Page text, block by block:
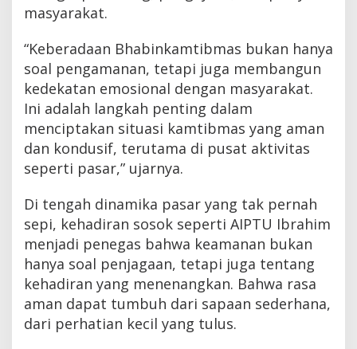
masyarakat.
“Keberadaan Bhabinkamtibmas bukan hanya
soal pengamanan, tetapi juga membangun
kedekatan emosional dengan masyarakat.
Ini adalah langkah penting dalam
menciptakan situasi kamtibmas yang aman
dan kondusif, terutama di pusat aktivitas
seperti pasar,” ujarnya.
Di tengah dinamika pasar yang tak pernah
sepi, kehadiran sosok seperti AIPTU Ibrahim
menjadi penegas bahwa keamanan bukan
hanya soal penjagaan, tetapi juga tentang
kehadiran yang menenangkan. Bahwa rasa
aman dapat tumbuh dari sapaan sederhana,
dari perhatian kecil yang tulus.